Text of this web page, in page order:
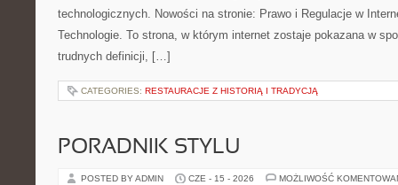
technologicznych. Nowości na stronie: Prawo i Regulacje w
Technologie. To strona, w którym internet zostaje pokazana w
trudnych definicji, […]
CATEGORIES: RESTAURACJE Z HISTORIĄ I TRADYCJĄ
PORADNIK STYLU
POSTED BY ADMIN CZE - 15 - 2026 MOŻLIWOŚĆ